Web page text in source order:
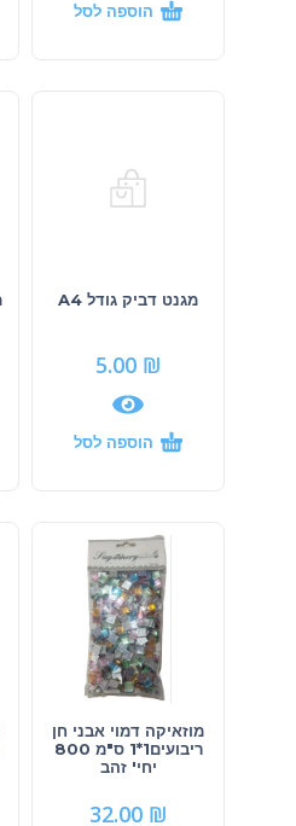
הוספה לסל
מגנט דביק גודל A4
5.00 ₪
הוספה לסל
מוזאיקה דמוי אבני חן
ריבועים1*1 ס"מ 800
יחי' זהב
32.00 ₪